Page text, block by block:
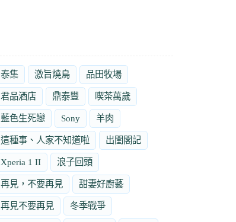
泰集 激旨燒鳥 品田牧場
君品酒店 鼎泰豐 喫茶萬歲
藍色生死戀 Sony 羊肉
這種事、人家不知道啦 出閨閣記
Xperia 1 II 浪子回頭
再見，不要再見 甜妻好廚藝
再見不要再見 冬季戰爭